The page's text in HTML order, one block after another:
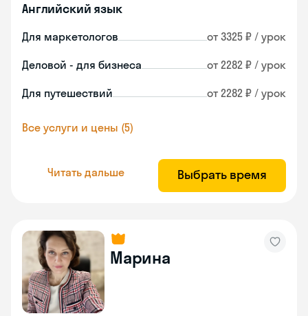
Английский язык
Для маркетологов от 3325 ₽ / урок
Деловой - для бизнеса от 2282 ₽ / урок
Для путешествий от 2282 ₽ / урок
Все услуги и цены (5)
Читать дальше Выбрать время
Марина